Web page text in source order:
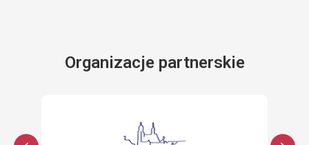
Organizacje partnerskie